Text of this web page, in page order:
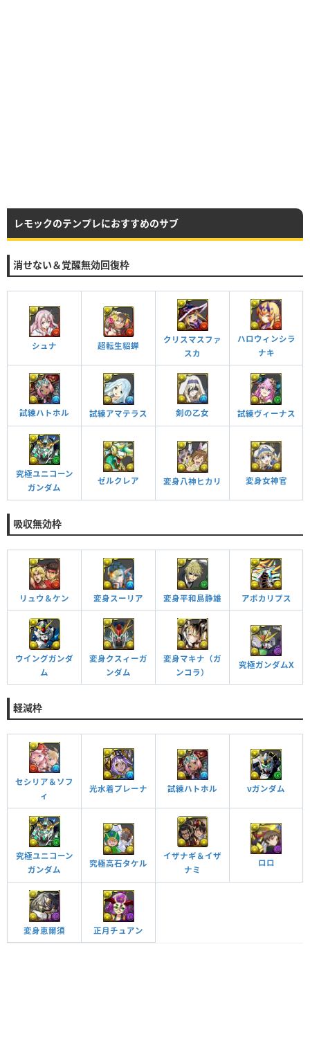
レモックのテンプレにおすすめのサブ
消せない＆覚醒無効回復枠
シュナ 超転生貂蝉
クリスマスファ
スカ
ハロウィンシラ
ナキ
試練ハトホル 試練アマテラス 剣の乙女 試練ヴィーナス
究極ユニコーン
ガンダム
ゼルクレア 変身八神ヒカリ 変身女神官
吸収無効枠
リュウ＆ケン 変身スーリア 変身平和島静雄 アポカリプス
ウイングガンダ
ム
変身クスィーガ
ンダム
変身マキナ（ガ
ンコラ）
究極ガンダムX
軽減枠
セシリア＆ソフ
ィ
光水着プレーナ 試練ハトホル νガンダム
究極ユニコーン
ガンダム
究極高石タケル
イザナギ＆イザ
ナミ
ロロ
変身恵爾須 正月チュアン